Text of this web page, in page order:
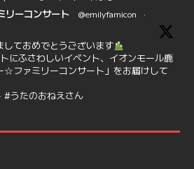
リーコンサート @emilyfamicon
·
しておめでとうございます
にふさわしいイベント、イオンモール鹿
☆ファミリーコンサート」をお届けして
#うたのおねえさん
7